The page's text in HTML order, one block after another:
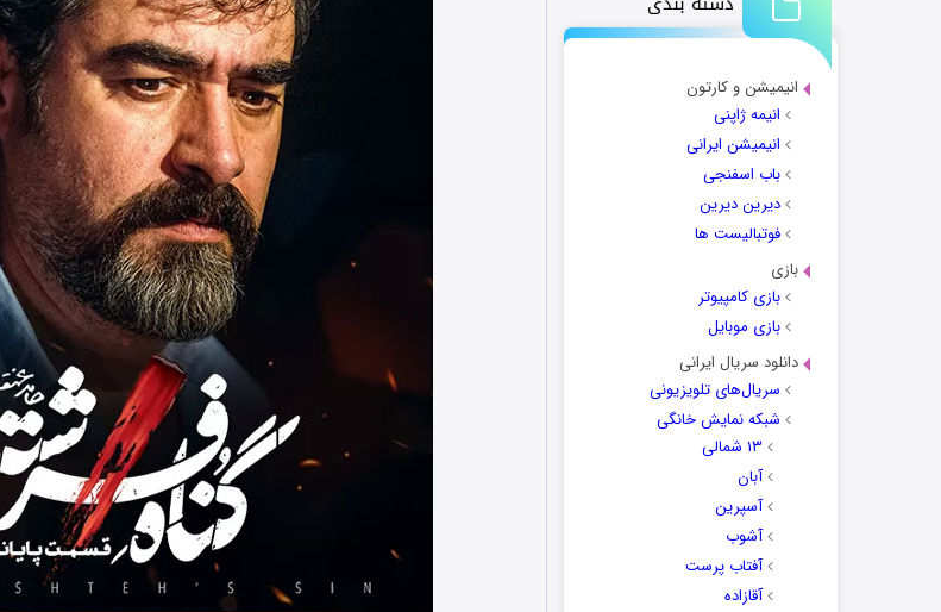
انیمیشن و کارتون
انیمه ژاپنی
انیمیشن ایرانی
باب اسفنجی
دیرین دیرین
فوتبالیست ها
بازی
بازی کامپیوتر
بازی موبایل
دانلود سریال ایرانی
سریال‌های تلویزیونی
شبکه نمایش خانگی
۱۳ شمالی
آبان
آسپرین
آشوب
آفتاب پرست
آقازاده